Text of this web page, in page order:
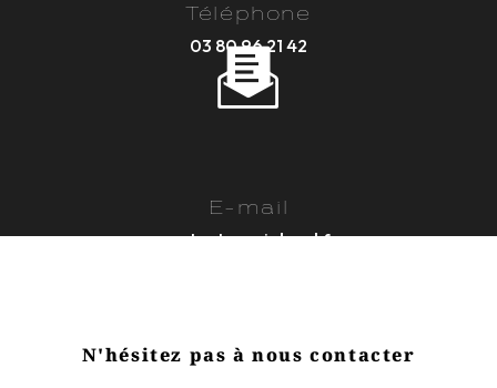
Téléphone
03 80 96 21 42
E-mail
contact@sasjobard.fr
N'hésitez pas à nous contacter